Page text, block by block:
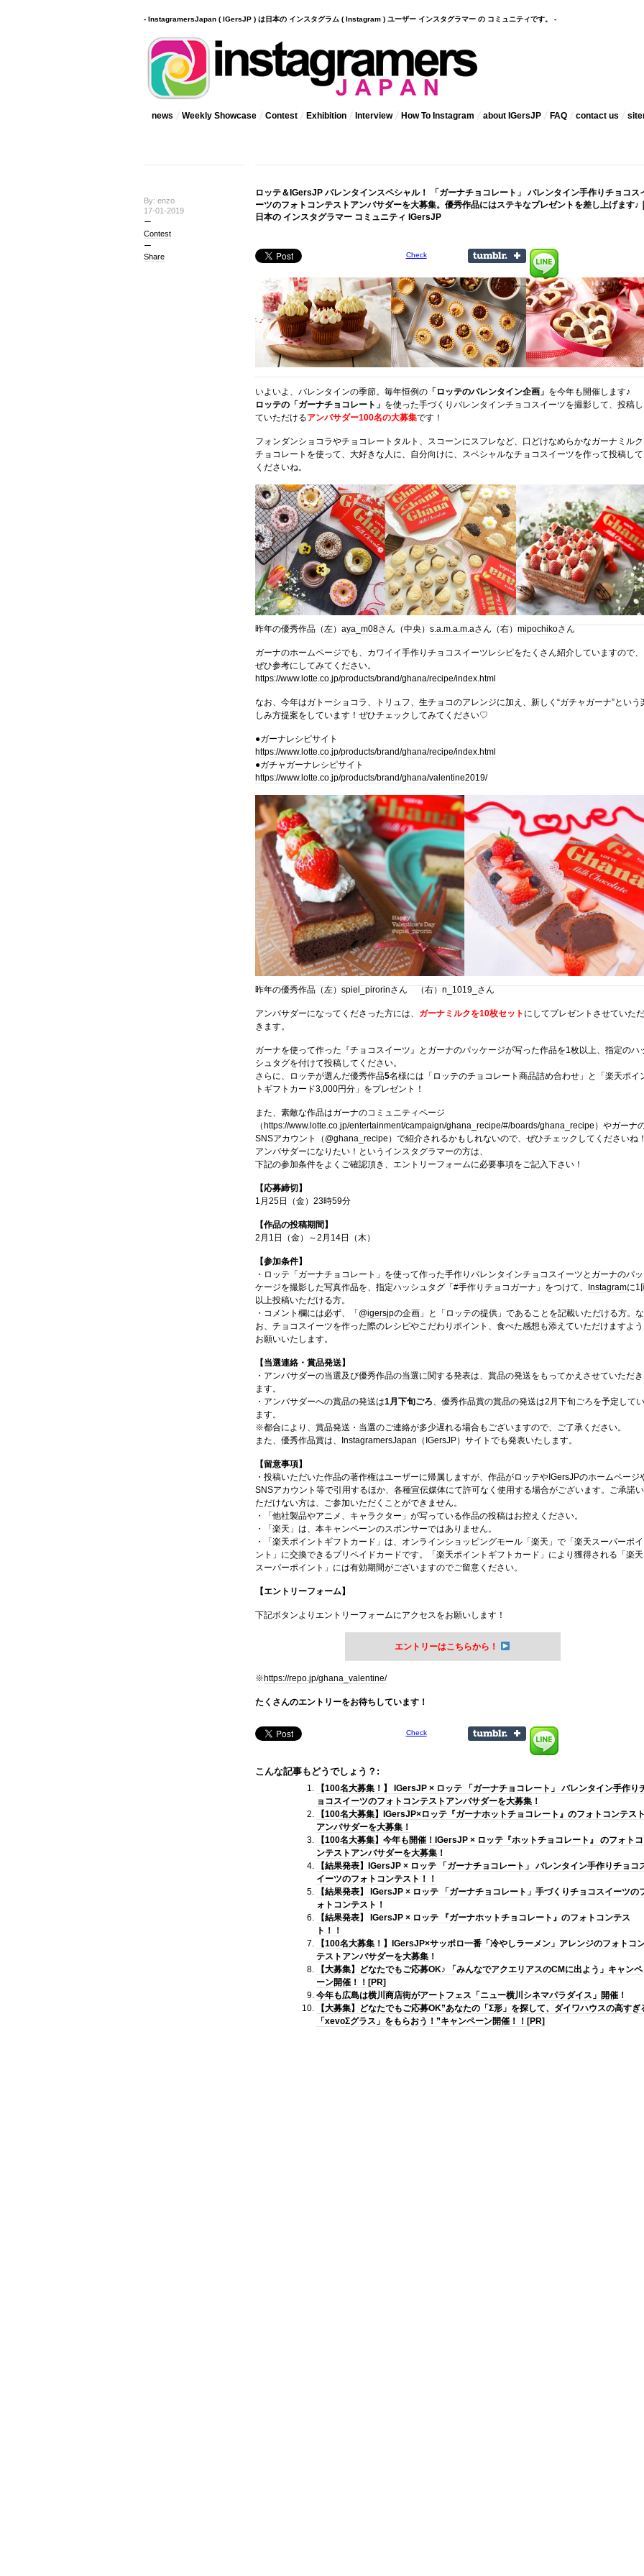
- InstagramersJapan ( IGersJP ) は日本の インスタグラム ( Instagram ) ユーザー インスタグラマー の コミュニティです。 -
news Weekly Showcase Contest Exhibition Interview How To Instagram about IGersJP FAQ contact us
By: enzo
17-01-2019
Contest
Share
ロッテ＆IGersJP バレンタインスペシャル！ 「ガーナチョコレート」 バレンタイン手作りチョコス
ーツのフォトコンテストアンバサダーを大募集。優秀作品にはステキなプレゼントを差し上げます♪
日本の インスタグラマー コミュニティ IGersJP
Check
いよいよ、バレンタインの季節。毎年恒例の「ロッテのバレンタイン企画」 を今年も開催します♪
ロッテの「ガーナチョコレート」 を使った手づくりバレンタインチョコスイーツを撮影して、投稿し
ていただけるアンバサダー100名の大募集です！
フォンダンショコラやチョコレートタルト、スコーンにスフレなど、口どけなめらかなガーナミルク
チョコレートを使って、大好きな人に、自分向けに、スペシャルなチョコスイーツを作って投稿して
くださいね。
昨年の優秀作品（左）aya_m08さん（中央）s.a.m.a.m.aさん（右）mipochikoさん
ガーナのホームページでも、カワイイ手作りチョコスイーツレシピをたくさん紹介していますので、
ぜひ参考にしてみてください。
https://www.lotte.co.jp/products/brand/ghana/recipe/index.html
なお、今年はガトーショコラ、トリュフ、生チョコのアレンジに加え、新しく“ガチャガーナ”という
しみ方提案をしています！ぜひチェックしてみてください♡
●ガーナレシピサイト
https://www.lotte.co.jp/products/brand/ghana/recipe/index.html
●ガチャガーナレシピサイト
https://www.lotte.co.jp/products/brand/ghana/valentine2019/
昨年の優秀作品（左） spiel_pirorinさん （右） n_1019_ さん
アンバサダーになってくださった方には、 ガーナミルクを10枚セット にしてプレゼントさせていただ
きます。
ガーナを使って作った『チョコスイーツ』とガーナのパッケージが写った作品を1枚以上、指定のハ
シュタグを付けて投稿してください。
さらに、ロッテが選んだ優秀作品5名様には「ロッテのチョコレート商品詰め合わせ」と「楽天ポイ
トギフトカード3,000円分」をプレゼント！
また、素敵な作品はガーナのコミュニティページ
（ https://www.lotte.co.jp/entertainment/campaign/ghana_recipe/#/boards/ghana_recipe ）やガーナ
SNSアカウント（@ghana_recipe）で紹介されるかもしれないので、ぜひチェックしてくださいね
アンバサダーになりたい！というインスタグラマーの方は、
下記の参加条件をよくご確認頂き、エントリーフォームに必要事項をご記入下さい！
【応募締切】
1月25日（金）23時59分
【作品の投稿期間】
2月1日（金）～2月14日（木）
【参加条件】
・ロッテ「ガーナチョコレート」を使って作った手作りバレンタインチョコスイーツとガーナのパッ
ケージを撮影した写真作品を、指定ハッシュタグ「#手作りチョコガーナ」をつけて、
Instagramに1
以上投稿いただける方。
・コメント欄には必ず、「@igersjpの企画」と「ロッテの提供」であることを記載いただける方。な
お、チョコスイーツを作った際のレシピやこだわりポイント、食べた感想も添えていただけますよう
お願いいたします。
【当選連絡・賞品発送】
・アンバサダーの当選及び優秀作品の当選に関する発表は、賞品の発送をもってかえさせていただき
ます。
・アンバサダーへの賞品の発送は1月下旬ごろ、優秀作品賞の賞品の発送は2月下旬ごろを予定してい
ます。
※都合により、賞品発送・当選のご連絡が多少遅れる場合もございますので、ご了承ください。
また、優秀作品賞は、InstagramersJapan（IGersJP）サイトでも発表いたします。
【留意事項】
・投稿いただいた作品の著作権はユーザーに帰属しますが、作品がロッテやIGersJPのホームページ
SNSアカウント等で引用するほか、各種宣伝媒体にて許可なく使用する場合がございます。ご承諾い
ただけない方は、ご参加いただくことができません。
・「他社製品やアニメ、キャラクター」が写っている作品の投稿はお控えください。
・「楽天」は、本キャンペーンのスポンサーではありません。
・「楽天ポイントギフトカード」は、オンラインショッピングモール「楽天」で「楽天スーパーポイ
ント」に交換できるプリペイドカードです。「楽天ポイントギフトカード」により獲得される「楽天
スーパーポイント」には有効期間がございますのでご留意ください。
【エントリーフォーム】
下記ボタンよりエントリーフォームにアクセスをお願いします！
エントリーはこちらから！
※https://repo.jp/ghana_valentine/
たくさんのエントリーをお待ちしています！
Check
こんな記事もどうでしょう？:
【100名大募集！】 IGersJP × ロッテ 「ガーナチョコレート」 バレンタイン手作り
ョコスイーツのフォトコンテストアンバサダーを大募集！
【100名大募集】IGersJP×ロッテ『ガーナホットチョコレート』のフォトコンテス
アンバサダーを大募集！
【100名大募集】今年も開催！IGersJP × ロッテ『ホットチョコレート』 のフォトコ
ンテストアンバサダーを大募集！
【結果発表】IGersJP × ロッテ 「ガーナチョコレート」 バレンタイン手作りチョコ
イーツのフォトコンテスト！！
【結果発表】 IGersJP × ロッテ 「ガーナチョコレート」手づくりチョコスイーツの
ォトコンテスト！
【結果発表】 IGersJP × ロッテ 『ガーナホットチョコレート』のフォトコンテス
ト！！
【100名大募集！】IGersJP×サッポロ一番「冷やしラーメン」アレンジのフォトコ
テストアンバサダーを大募集！
【大募集】どなたでもご応募OK♪ 「みんなでアクエリアスのCMに出よう」キャンペ
ーン開催！！[PR]
今年も広島は横川商店街がアートフェス「ニュー横川シネマパラダイス」開催！
【大募集】どなたでもご応募OK”あなたの「Σ形」を探して、ダイワハウスの高すぎ
「xevoΣグラス」をもらおう！”キャンペーン開催！！[PR]